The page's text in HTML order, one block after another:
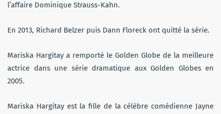
l’affaire Dominique Strauss-Kahn.
En 2013, Richard Belzer puis Dann Floreck ont quitté la série.
Mariska Hargitay a remporté le Golden Globe de la meilleure
actrice dans une série dramatique aux Golden Globes en
2005.
Mariska Hargitay est la fille de la célèbre comédienne Jayne